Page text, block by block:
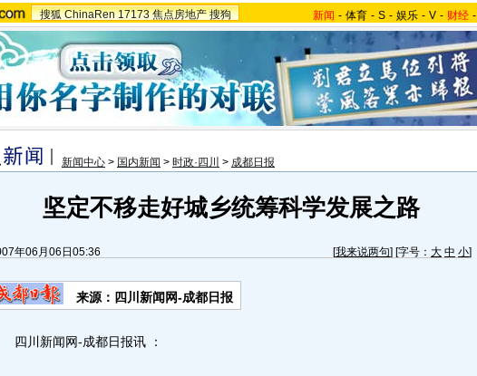
搜狐 ChinaRen 17173 焦点房地产 搜狗 新闻 - 体育 - S - 娱乐 - V - 财经 -
新闻中心 > 国内新闻 > 时政·四川 > 成都日报
坚定不移走好城乡统筹科学发展之路
年06月06日05:36 [我来说两句] [字号： 大 中 小]
来源：四川新闻网-成都日报
川新闻网-成都日报讯 ：